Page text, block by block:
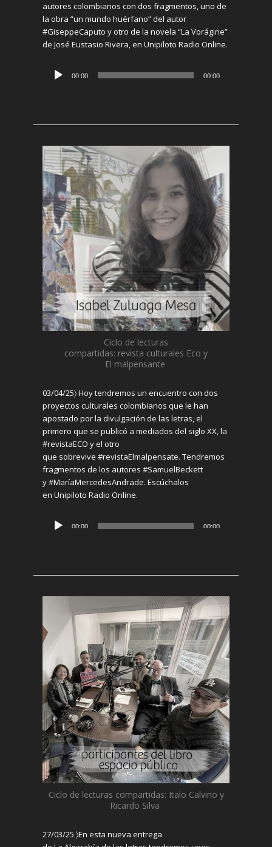
autores colombianos con dos fragmentos, uno de
la obra “un mundo huérfano” del autor
#GiseppeCaputo y otro de la novela “La Vorágine”
de José Eustasio Rivera, en Unipiloto Radio Online.
Reproductor
00:00 00:00
Ciclo de lecturas
compartidas: revista culturales Eco y
El malpensante
03/04/25〉Hoy tendremos un encuentro con dos
proyectos culturales colombianos que le han
apostado porla divulgación de las letras,el
primero que se publicó a mediados del siglo XX,la
#revistaECO yel otro
que sobrevive #revistaElmalpensate. Tendremos
fragmentos de los autores #SamuelBeckett
y#MaríaMercedesAndrade. Escúchalos
en Unipiloto Radio Online.
Reproductor
00:00 00:00
Ciclo de lecturas compartidas: Italo Calvino y
Ricardo Silva
27/03/25 〉En esta nueva entrega